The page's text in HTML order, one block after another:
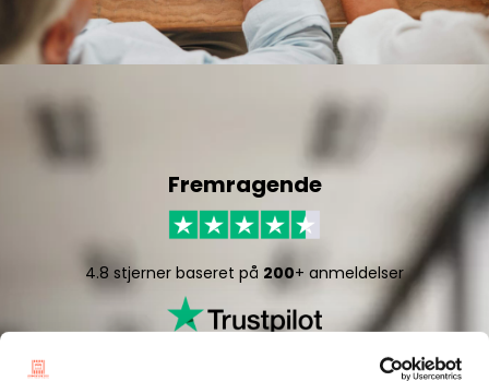
Fremragende
4.8 stjerner baseret på 200+ anmeldelser